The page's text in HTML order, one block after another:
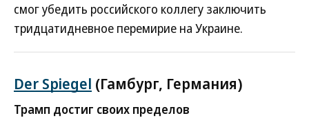
смог убедить российского коллегу заключить
тридцатидневное перемирие на Украине.
Der Spiegel (Гамбург, Германия)
Трамп достиг своих пределов